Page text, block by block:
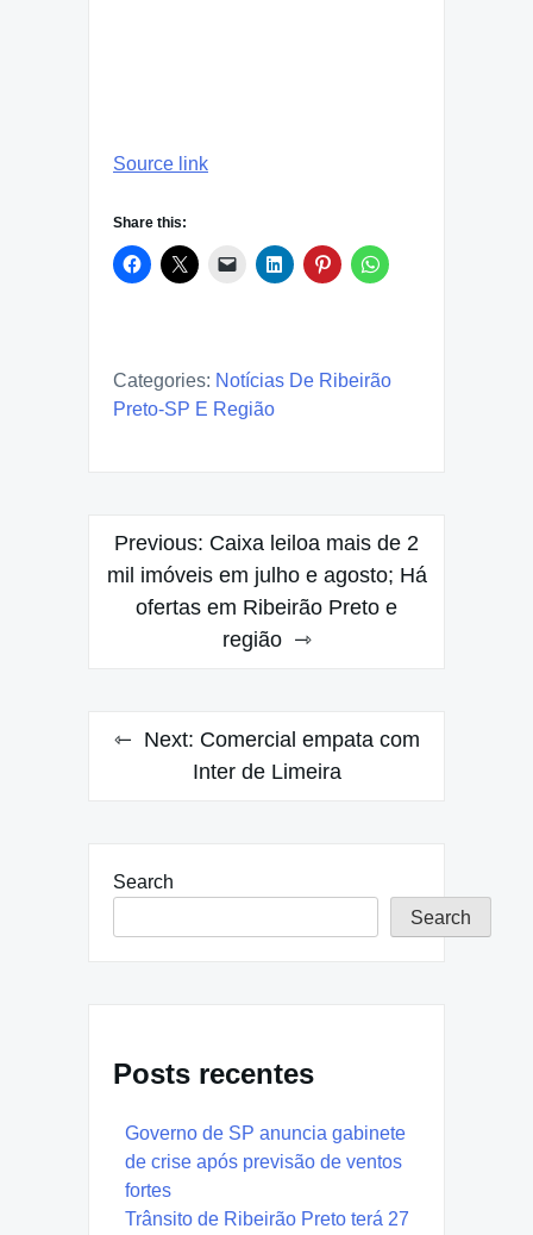
Source link
Share this:
Categories: Notícias De Ribeirão
Preto-SP E Região
Post
navigation
Previous: Caixa leiloa mais de 2
mil imóveis em julho e agosto; Há
ofertas em Ribeirão Preto e
região
Next: Comercial empata com
Inter de Limeira
Search
Search
Posts recentes
Governo de SP anuncia gabinete
de crise após previsão de ventos
fortes
Trânsito de Ribeirão Preto terá 27